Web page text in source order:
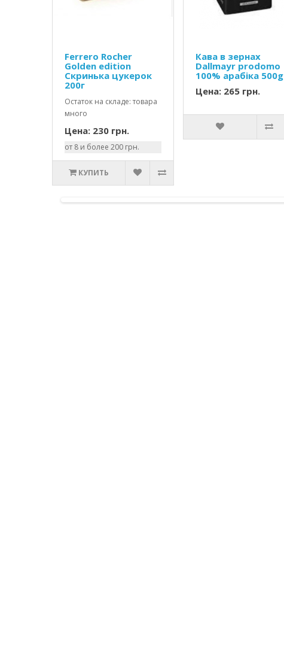
Ferrero Rocher
Golden edition
Скринька цукерок
200г
Остаток на складе: товара
много
Цена: 230 грн.
от 8 и более 200 грн.
КУПИТЬ
Кава в зернах
Dallmayr prodomo
100% арабіка 500g
Цена: 265 грн.